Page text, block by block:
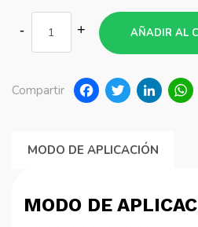
AÑADIR AL
Compartir Facebook
Twitter
MODO DE APLICACIÓN
MODO DE